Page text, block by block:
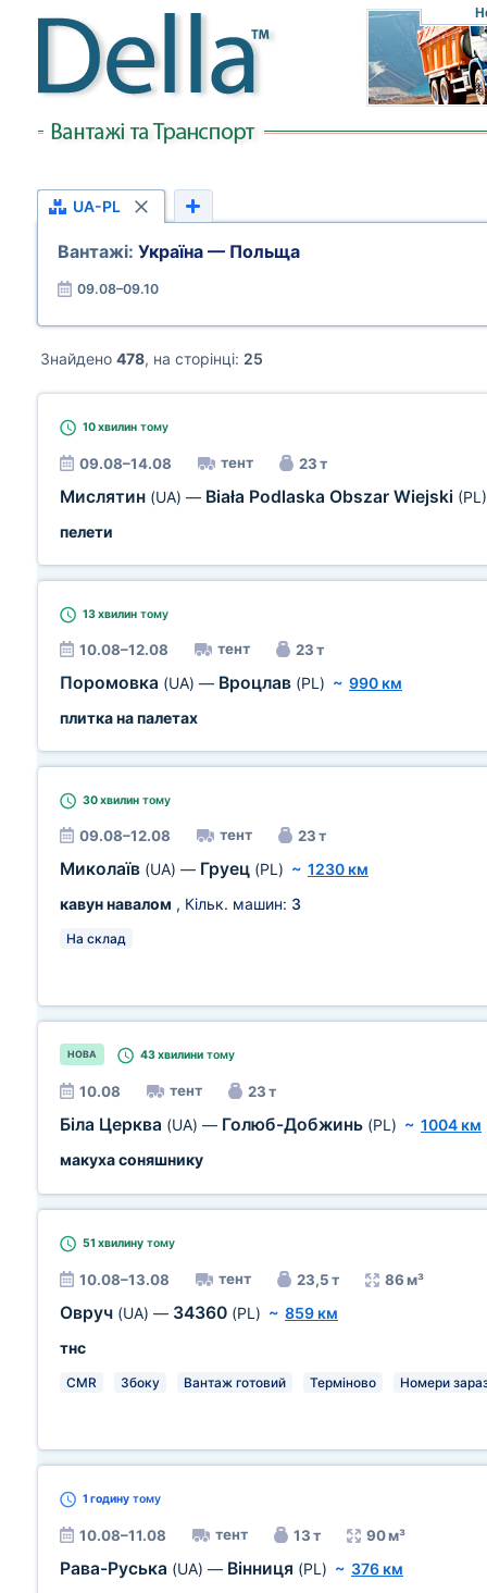
UA-PL
Вантажі: Україна — Польща
09.08–09.10
Знайдено 478, на сторінці: 25
10 хвилин тому
09.08–14.08 тент 23 т
Мислятин (UA) — Biała Podlaska Obszar Wiejski (PL)
пелети
13 хвилин тому
10.08–12.08 тент 23 т
Поромовка (UA) — Вроцлав (PL) ~ 990 км
плитка на палетах
30 хвилин тому
09.08–12.08 тент 23 т
Миколаїв (UA) — Груец (PL) ~ 1230 км
кавун навалом , Кільк. машин: 3
На склад
НОВА 43 хвилини тому
10.08 тент 23 т
Біла Церква (UA) — Голюб-Добжинь (PL) ~ 1004 км
макуха соняшнику
51 хвилину тому
10.08–13.08 тент 23,5 т 86 м³
Овруч (UA) — 34360 (PL) ~ 859 км
тнс
CMR Збоку Вантаж готовий Терміново Номери
1 годину тому
10.08–11.08 тент 13 т 90 м³
Рава-Руська (UA) — Вінниця (PL) ~ 376 км